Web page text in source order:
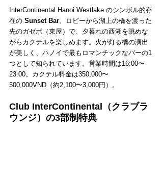
InterContinental Hanoi Westlake のシンボル的存
在の Sunset Bar。ロビーから湖上の橋を渡った
先のガゼボ（東屋）で、夕暮れの西湖を眺めな
がらカクテルを楽しめます。火が灯る橋の演出
が美しく、ハノイで最もロマンチックなバーの1
つとして知られています。営業時間は16:00〜
23:00。カクテル料金は350,000〜
500,000VND（約2,100〜3,000円）。
Club InterContinental（クラブラ
ウンジ）の3部制特典